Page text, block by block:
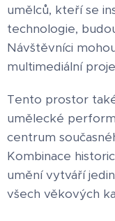
umělců, kteří se
technologie,
Návštěvníci
multimediální
Tento prostor
umělecké
centrum
Kombinace
umění vytváří
všech věkových